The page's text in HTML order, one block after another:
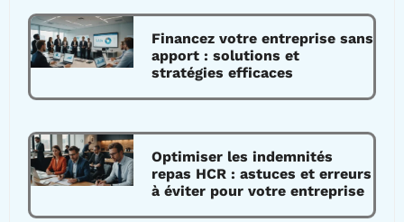
Financez votre entreprise sans
apport : solutions et
stratégies efficaces
Optimiser les indemnités
repas HCR : astuces et erreurs
à éviter pour votre entreprise